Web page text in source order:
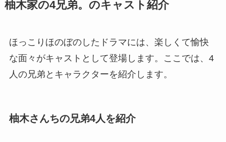
柚木家の4兄弟。のキャスト紹介
ほっこりほのぼのしたドラマには、楽しくて愉快
な面々がキャストとして登場します。ここでは、4
人の兄弟とキャラクターを紹介します。
柚木さんちの兄弟4人を紹介